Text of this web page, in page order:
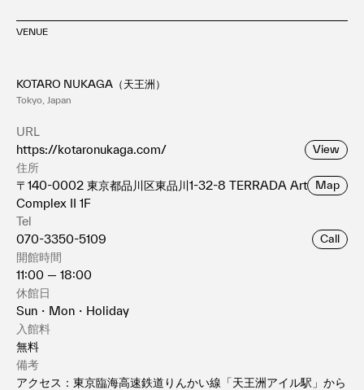
VENUE
KOTARO NUKAGA（天王洲）
Tokyo, Japan
URL
https://kotaronukaga.com/
View
住所
〒140-0002 東京都品川区東品川1-32-8 TERRADA Art
Complex II 1F
Map
Tel
070-3350-5109
Call
開館時間
11:00 — 18:00
休館日
Sun・Mon・Holiday
入館料
無料
備考
アクセス：東京臨海高速鉄道りんかい線「天王洲アイル駅」から